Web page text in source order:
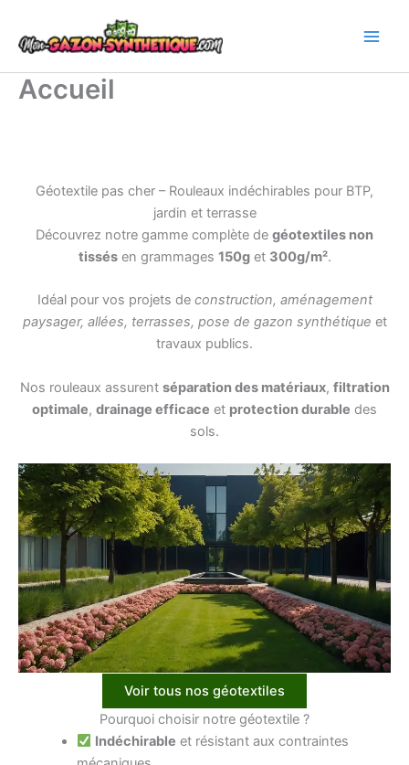
contenu
Accueil
Géotextile pas cher – Rouleaux indéchirables pour BTP,
jardin et terrasse
Découvrez notre gamme complète de géotextiles non
tissésen grammages 150get 300g/m².
Idéal pour vos projets de construction, aménagement
paysager, allées, terrasses, pose de gazon synthétique et
travaux publics.
Nos rouleaux assurent séparation des matériaux, filtration
optimale, drainage efficace et protection durable des
sols.
Voir tous nos géotextiles
Pourquoi choisir notre géotextile ?
Indéchirable et résistant aux contraintes